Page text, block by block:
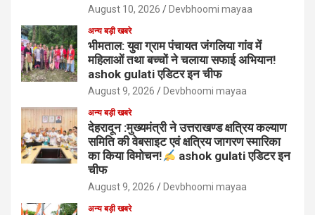
August 10, 2026 Devbhoomi mayaa
अन्य बड़ी खबरे
भीमताल: युवा ग्राम पंचायत जंगलिया गांव में
महिलाओं तथा बच्चों ने चलाया सफाई अभियान!
ashok gulati एडिटर इन चीफ
August 9, 2026 Devbhoomi mayaa
अन्य बड़ी खबरे
देहरादून :मुख्यमंत्री ने उत्तराखण्ड क्षत्रिय कल्याण
समिति की वेबसाइट एवं क्षत्रिय जागरण स्मारिका
का किया विमोचन!
ashok gulati एडिटर इन
चीफ
August 9, 2026 Devbhoomi mayaa
अन्य बड़ी खबरे